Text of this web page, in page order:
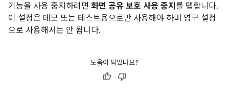
기능을 사용 중지하려면 화면 공유 보호 사용 중지 를 탭합니다.
이 설정은 데모 또는 테스트용으로만 사용해야 하며 영구 설정
으로 사용해서는 안 됩니다.
도움이 되었나요?